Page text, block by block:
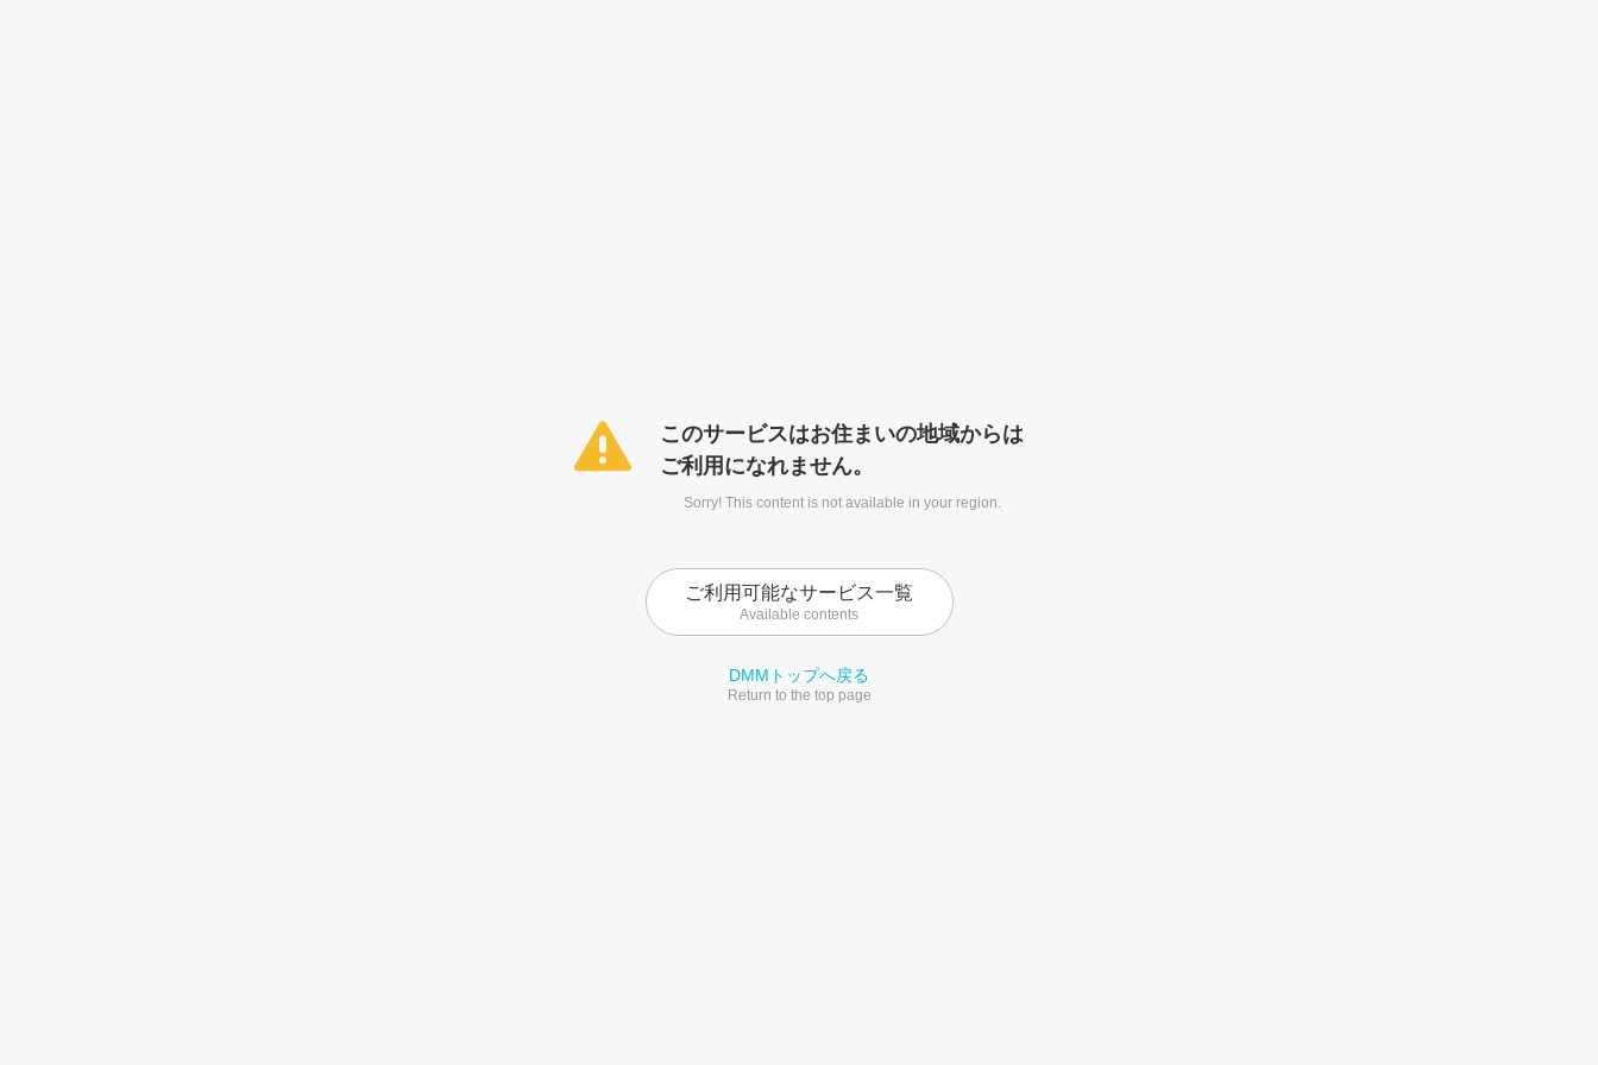
このサービスはお住まいの地域からは
ご利用になれません。
Sorry! This content is not available in your region.
ご利用可能なサービス一覧
Available contents
DMMトップへ戻る
Return to the top page